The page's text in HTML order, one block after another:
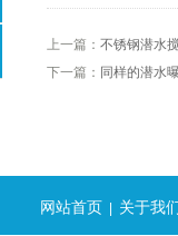
上一篇： 不锈钢潜水
下一篇： 同样的潜水
网站首页 关于我